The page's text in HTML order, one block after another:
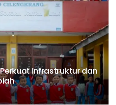
Infrastruktur dan